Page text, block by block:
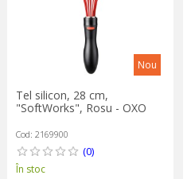
Nou
Tel silicon, 28 cm,
"SoftWorks", Rosu - OXO
Cod: 2169900
(0)
În stoc